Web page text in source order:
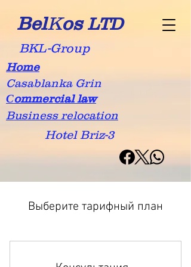
BelKos LTD
BKL-Group
Hotel Briz-3
Casablanka Grin
Business relocation
Home
Сommercial law
Выберите тарифный план